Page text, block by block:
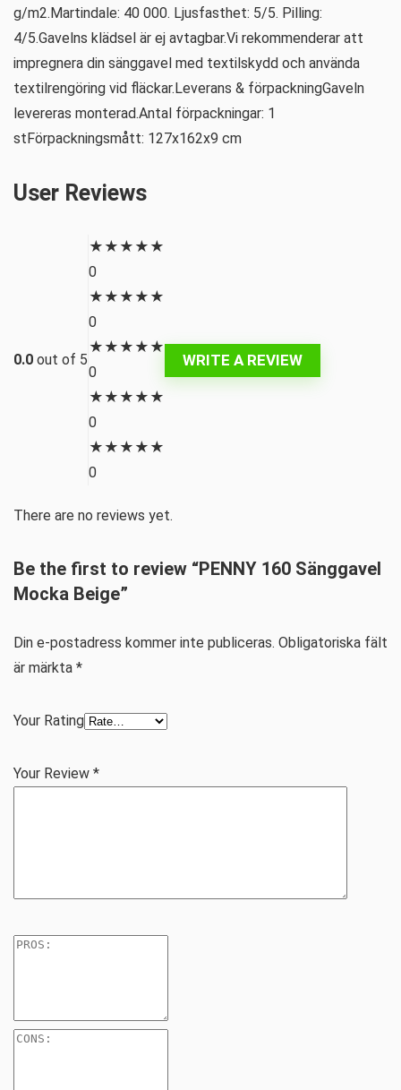
g/m2.Martindale: 40 000. Ljusfasthet: 5/5. Pilling:
4/5.Gavelns klädsel är ej avtagbar.Vi rekommenderar att
impregnera din sänggavel med textilskydd och använda
textilrengöring vid fläckar.Leverans & förpackningGaveln
levereras monterad.Antal förpackningar: 1
stFörpackningsmått: 127x162x9 cm
User Reviews
0.0 out of 5
★ ★ ★ ★ ★
0
★ ★ ★ ★ ★
0
★ ★ ★ ★ ★
0
★ ★ ★ ★ ★
0
★ ★ ★ ★ ★
0
WRITE A REVIEW
There are no reviews yet.
Be the first to review “PENNY 160 Sänggavel
Mocka Beige”
Din e-postadress kommer inte publiceras. Obligatoriska fält
är märkta *
Your Rating
Your Review *